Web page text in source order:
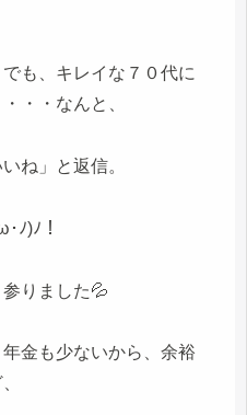
も、キレイな７０代に
・・なんと、
ね」と返信。
ﾉ)ﾉ！
りました💦
金も少ないから、余裕